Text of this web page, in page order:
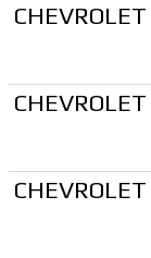
CHEVROLET
CHEVROLET
CHEVROLET